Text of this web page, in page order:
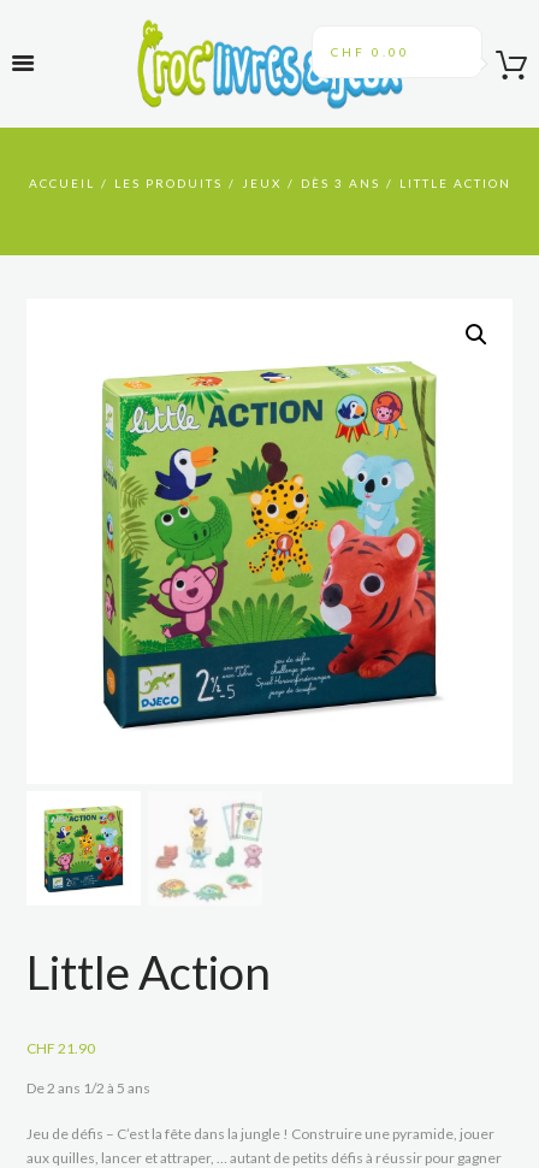
CHF 0.00
ACCUEIL LES PRODUITS JEUX DÈS 3 ANS LITTLE ACTION
Little Action
CHF 21.90
De 2 ans 1/2 à 5 ans
Jeu de défis – C’est la fête dans la jungle ! Construire une pyramide, jouer
aux quilles, lancer et attraper, … autant de petits défis à réussir pour gagner